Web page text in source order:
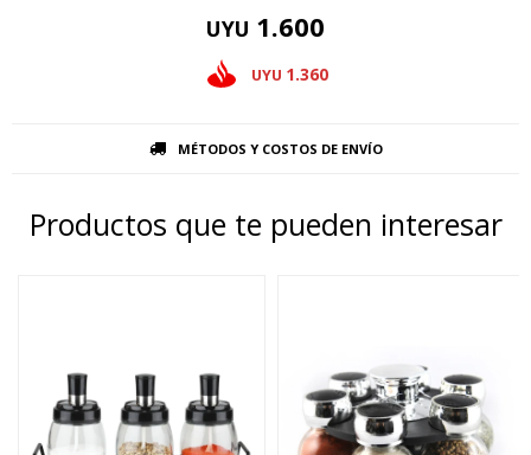
UYU 1.600
UYU 1.360
MÉTODOS Y COSTOS DE ENVÍO
Productos que te pueden interesar